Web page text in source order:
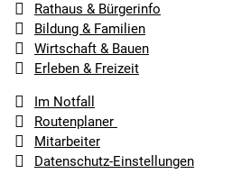
Rathaus & Bürgerinfo
Bildung & Familien
Wirtschaft & Bauen
Erleben & Freizeit
Im Notfall
Routenplaner
Mitarbeiter
Datenschutz-Einstellungen